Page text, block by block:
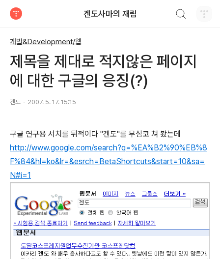
겐도사마의 재림
개발&Development/웹
제목을 제대로 적지않은 페이지
에 대한 구글의 응징(?)
겐도 2007. 5. 17. 15:15
구글 연구용 서치를 뒤적이다 "겐도"를 무심코 쳐 봤는데
http://www.google.com/search?q=%EA%B2%90%EB%8
F%84&hl=ko&lr=&esrch=BetaShortcuts&start=10&sa=
N#i=1